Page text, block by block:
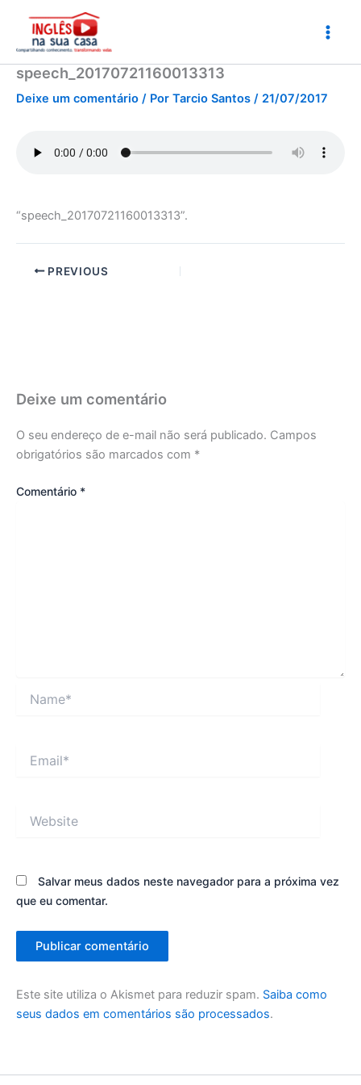
conteúdo
speech_20170721160013313
Deixe um comentário / Por Tarcio Santos / 21/07/2017
“speech_20170721160013313”.
PREVIOUS
Deixe um comentário
O seu endereço de e-mail não será publicado. Campos
obrigatórios são marcados com *
Comentário *
Salvar meus dados neste navegador para a próxima vez
que eu comentar.
Este site utiliza o Akismet para reduzir spam. Saiba como
seus dados em comentários são processados.